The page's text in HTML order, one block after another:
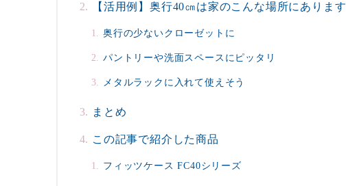
【活用例】奥行40㎝は家のこんな場所にあります
奥行の少ないクローゼットに
パントリーや洗面スペースにピッタリ
メタルラックに入れて使えそう
まとめ
この記事で紹介した商品
フィッツケース FC40シリーズ